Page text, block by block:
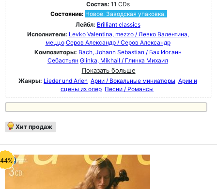
Состав: 11 CDs
Состояние: Новое. Заводская упаковка.
Лейбл: Brilliant classics
Исполнители: Levko Valentina, mezzo / Левко Валентина,
меццо Серов Александр / Серов Александр
Композиторы: Bach, Johann Sebastian / Бах Иоганн
Себастьян Glinka, Mikhail / Глинка Михаил
Показать больше
Жанры: Lieder und Arien Арии / Вокальные миниатюры Арии и
сцены из опер Песни / Романсы
Хит продаж